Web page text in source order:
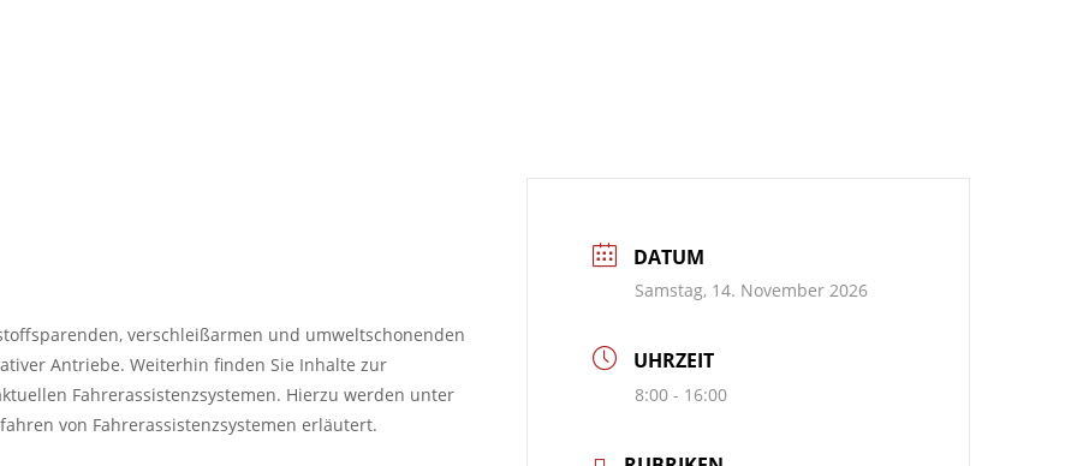
verschleißarmen und umweltschonenden
Antriebe. Weiterhin finden Sie Inhalte zur
Fahrerassistenzsystemen. Hierzu werden unter
von Fahrerassistenzsystemen erläutert.
DATUM
Samstag, 14. November 2026
UHRZEIT
8:00 - 16:00